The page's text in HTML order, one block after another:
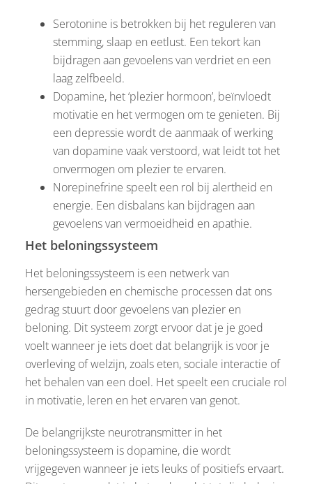
Serotonine is betrokken bij het reguleren van
stemming, slaap en eetlust. Een tekort kan
bijdragen aan gevoelens van verdriet en een
laag zelfbeeld.
Dopamine, het ‘plezier hormoon’, beïnvloedt
motivatie en het vermogen om te genieten. Bij
een depressie wordt de aanmaak of werking
van dopamine vaak verstoord, wat leidt tot het
onvermogen om plezier te ervaren.
Norepinefrine speelt een rol bij alertheid en
energie. Een disbalans kan bijdragen aan
gevoelens van vermoeidheid en apathie.
Het beloningssysteem
Het beloningssysteem is een netwerk van
hersengebieden en chemische processen dat ons
gedrag stuurt door gevoelens van plezier en
beloning. Dit systeem zorgt ervoor dat je je goed
voelt wanneer je iets doet dat belangrijk is voor je
overleving of welzijn, zoals eten, sociale interactie of
het behalen van een doel. Het speelt een cruciale rol
in motivatie, leren en het ervaren van genot.
De belangrijkste neurotransmitter in het
beloningssysteem is dopamine, die wordt
vrijgegeven wanneer je iets leuks of positiefs ervaart.